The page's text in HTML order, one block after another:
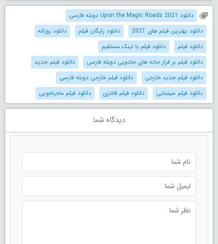
دانلود Upon the Magic Roads 2021 دوبله فارسی
دانلود بهترین فیلم های 2021
دانلود رایگان فیلم
دانلود روزانه
دانلود فیلم
دانلود فیلم با لینک مستقیم
دانلود فیلم بر فراز جاده های جادویی دوبله فارسی
دانلود فیلم جدید
دانلود فیلم جدید خارجی
دانلود فیلم خارجی دوبله فارسی
دانلود فیلم سینمایی
دانلود فیلم فانتزی دانلود فیلم ماجراجویی
دیدگاه شما